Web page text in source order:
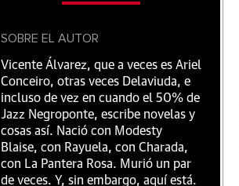
SOBRE EL AUTOR
Vicente Álvarez, que a veces es Ariel
Conceiro, otras veces Delaviuda, e
incluso de vez en cuando el 50% de
Jazz Negroponte, escribe novelas y
cosas así. Nació con Modesty
Blaise, con Rayuela, con Charada,
con La Pantera Rosa. Murió un par
de veces. Y, sin embargo, aquí está.